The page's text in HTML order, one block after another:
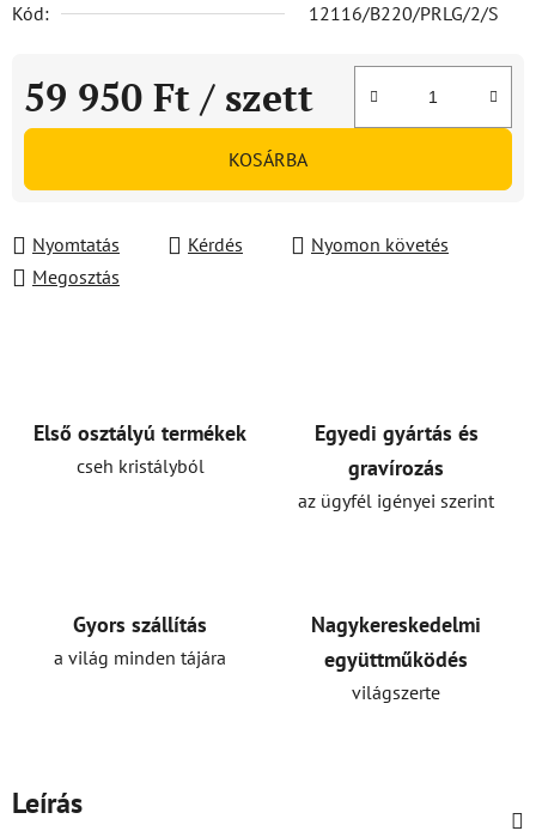
Kód:
12116/B220/PRLG/2/S
59 950 Ft / szett
Egységár:
KOSÁRBA
Nyomtatás Kérdés
Nyomon követés
Megosztás
Első osztályú termékek
cseh kristályból
Egyedi gyártás és
gravírozás
az ügyfél igényei szerint
Gyors szállítás
a világ minden tájára
Nagykereskedelmi
együttműködés
világszerte
Leírás